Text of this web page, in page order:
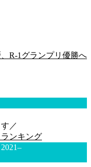
R-1グランプリ優勝へ
／
2021–